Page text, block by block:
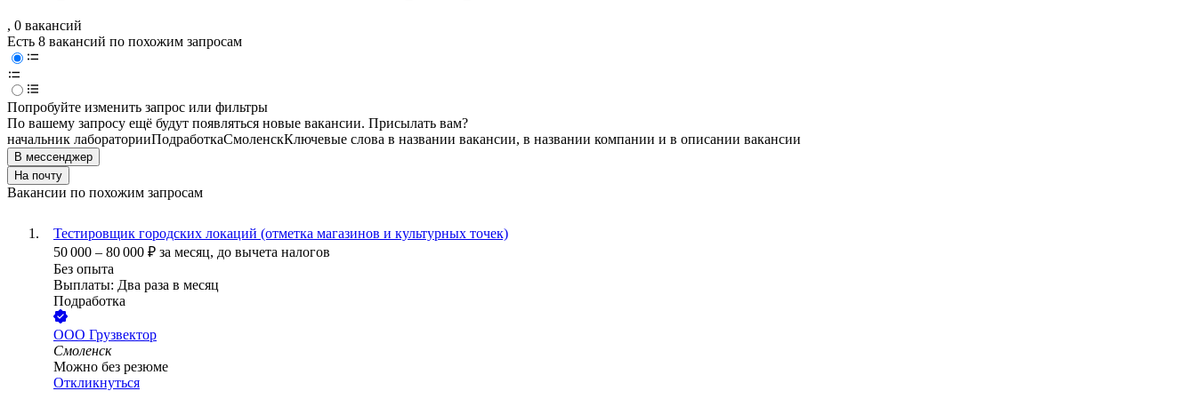
, 0 вакансий
Есть 8 вакансий по похожим запросам
Попробуйте изменить запрос или фильтры
По вашему запросу ещё будут появляться новые вакансии. Присылать вам?
начальник лабораторииПодработкаСмоленскКлючевые слова в названии вакансии, в названии компании и в описании вакансии
В мессенджер
На почту
Вакансии по похожим запросам
Тестировщик городских локаций (отметка магазинов и культурных точек)
50 000 – 80 000 ₽ за месяц, до вычета налогов
Без опыта
Выплаты: Два раза в месяц
Подработка
ООО Грузвектор
Смоленск
Можно без резюме
Откликнуться